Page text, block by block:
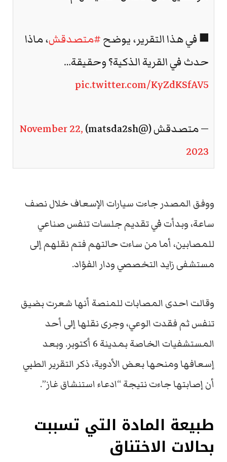
◼️ في هذا التقرير، يوضح#متصدقش، ماذا
حدث في القرية الذكية؟ وحقيقة…
pic.twitter.com/KyZdKSfAV5
— متصدقش (@matsda2sh)
November 22,
2023
ووفق المصدر جاءت سيارات الإسعاف خلال نصف
ساعة، وبدأت في تقديم جلسات تنفس صناعي
للمصابين، أما من ساءت حالتهم فتم نقلهم إلى
مستشفى زايد التخصصي ودار الفؤاد.
وقالت احدى المصابات للمنصة أنها شعرت بضيق
تنفس ثم فقدت الوعي، وجرى نقلها إلى أحد
المستشفيات الخاصة بمدينة 6 أكتوبر. وبعد
إسعافها ومنحها بعض الأدوية، ذكر التقرير الطبي
أن إصابتها جاءت نتيجة “ادعاء استنشاق غاز”.
طبيعة المادة التي تسببت
بحالات الاختناق